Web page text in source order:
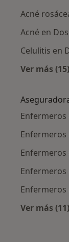
Acné
Acné en
Celulitis en
Ver más (15)
Enfermeros
Enfermeros
Enfermeros
Enfermeros
Enfermeros
Ver más (11)